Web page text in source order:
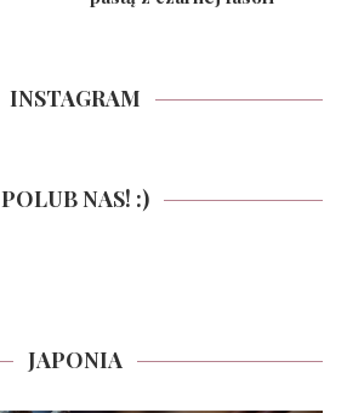
INSTAGRAM
POLUB NAS! :)
JAPONIA